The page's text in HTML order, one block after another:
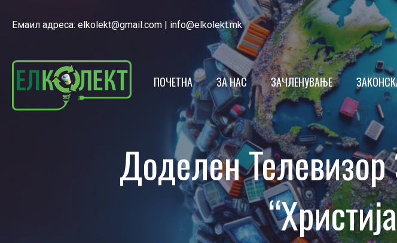
Емаил адреса: elkolekt@gmail.com | info@elkolekt.mk
ПОЧЕТНА ЗА НАС
ЕЛКОЛЕКТ
ЛИЦЕНЦА
НАШИОТ ТИМ
ЕКО КАЛЕНДАР
ПОЛИТИКА ЗА КВАЛИТЕТ
ЗАЧЛЕНУВАЊЕ
КРАЕН
Доделен